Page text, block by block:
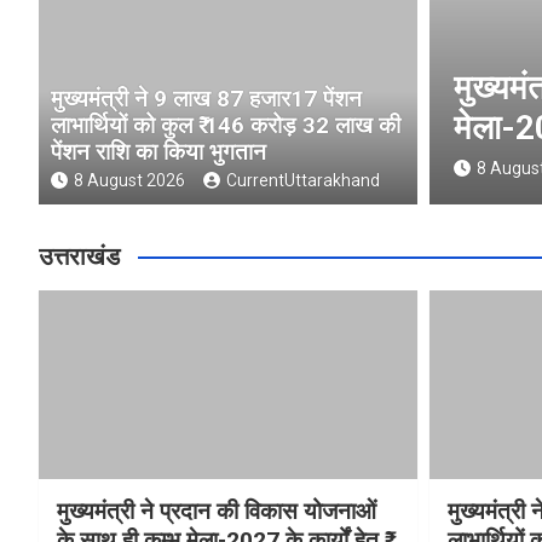
मुख्यमंत्री ने 9 लाख 87 हजार17 पेंशन
लाभार्थियों को कुल ₹ 146 करोड़ 32 लाख की
पेंशन राशि का किया भुगतान
8 August 2026 CurrentUttarakhand
ने प्रदान की विकास योजनाओं के साथ ही
के कार्यों हेतु ₹ 80.96 करोड़ की वित्तीय
CurrentUttarakhand
उत्तराखंड
मुख्यमंत्री ने प्रदान की विकास योजनाओं
मुख्यमंत्री